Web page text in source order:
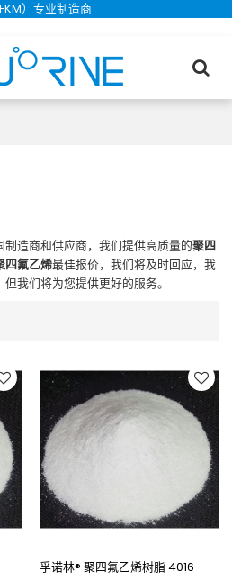
）专业制造商
制造商和供应商，我们提供高质量的聚四
四氟乙烯最佳报价，我们将及时回应，我
我们将为您提供更好的服务。
孚诺林® 聚四氟乙烯树脂 4016